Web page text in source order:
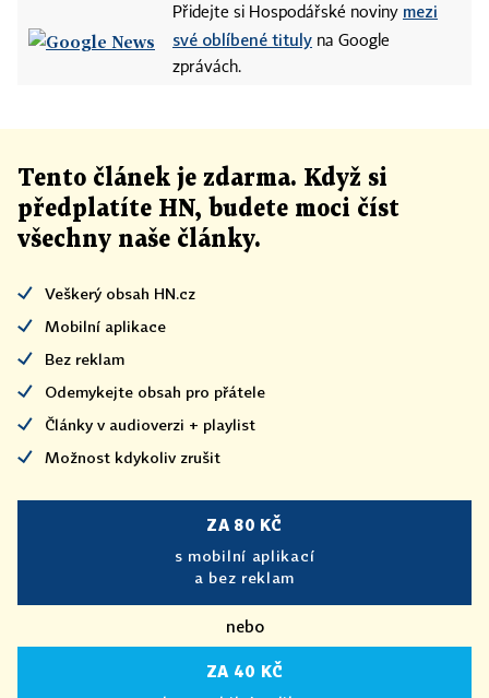
Přidejte si Hospodářské noviny mezi
své oblíbené tituly na Google
zprávách.
Tento článek je zdarma. Když si
předplatíte HN, budete moci číst
všechny naše články.
Veškerý obsah HN.cz
Mobilní aplikace
Bez reklam
Odemykejte obsah pro přátele
Články v audioverzi + playlist
Možnost kdykoliv zrušit
ZA 80 KČ
s mobilní aplikací
a bez reklam
nebo
ZA 40 KČ